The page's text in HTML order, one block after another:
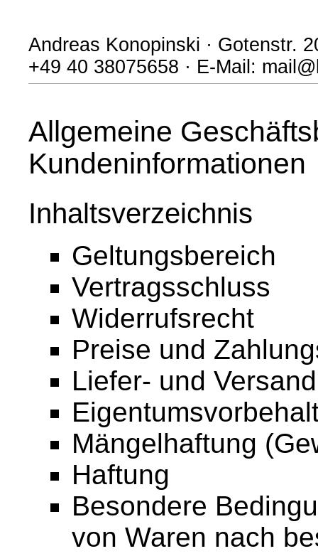
Andreas Konopinski · Gotenstr.
+49 40 38075658 · E-Mail:
Allgemeine
Kundeninformationen
Inhaltsverzeichnis
Geltungsbereich
Vertragsschluss
Widerrufsrecht
Preise und
Liefer- und
Mängelhaftung
Haftung
Besondere
von Waren nach